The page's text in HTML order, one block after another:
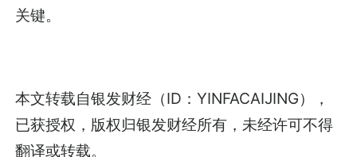
关键。
本文转载自银发财经 （ID：YINFACAIJING），
已获授权，版权归银发财经所有，未经许可不得
翻译或转载。